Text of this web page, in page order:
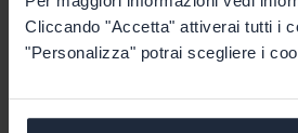
Cliccando "Accetta" attiverai tutti i
"Personalizza" potrai scegliere i